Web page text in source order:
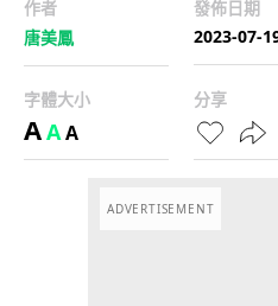
作者
唐美鳳
發佈日期
2023-07-
字體大小
AAA
分享
ADVERTISEMENT